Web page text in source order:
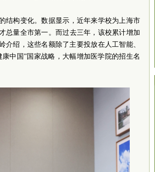
结构变化。数据显示，近年来学校为上海市
总量全市第一。而过去三年，该校累计增加
介绍，这些名额除了主要投放在人工智能、
中国”国家战略，大幅增加医学院的招生名